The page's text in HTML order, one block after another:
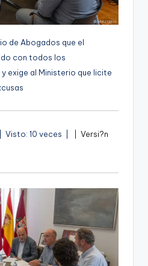
de Abogados que el
con todos los
exige al Ministerio que licite
Visto: 10 veces |
Versi?n